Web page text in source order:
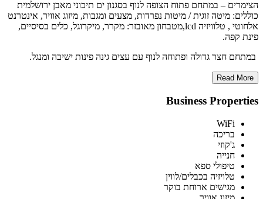
הצימרים – במתחם פתוח הצופה לנוף בסגנון ים תיכוני מאבן ירושלמית
כוללים: מיטה זוגית / מיטות נפרדות, מצעים ומגבות, מיזוג אוויר, אינטרנט
אלחוטי , טלוויזיה
מטבחון מאובזר: מקרר, מיקרוגל, כלים בסיסיים,
פינת קפה.
במתחם חצר גדולה ופתוחה לנוף עם עצים גינה פינות ישיבה ומנגל.
Read More
Business Properties
WiFi
בריכה
ג'קוזי
חנייה
טיפולי ספא
טלויזיה בכבלים/לווין
מגישים ארוחת בוקר